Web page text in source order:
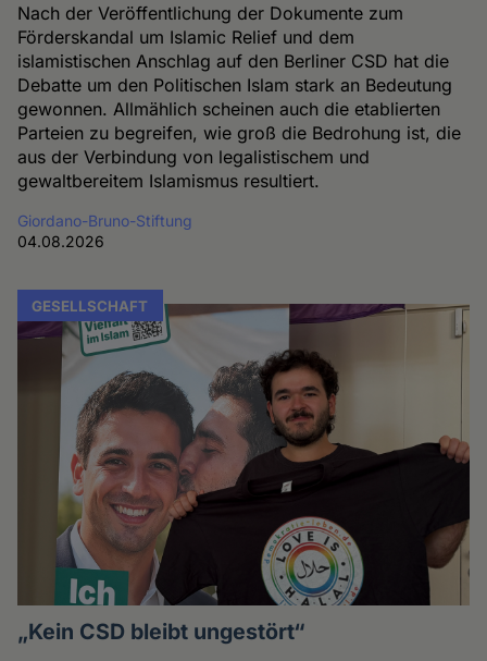
Nach der Veröffentlichung der Dokumente zum
Förderskandal um Islamic Relief und dem
islamistischen Anschlag auf den Berliner CSD hat die
Debatte um den Politischen Islam stark an Bedeutung
gewonnen. Allmählich scheinen auch die etablierten
Parteien zu begreifen, wie groß die Bedrohung ist, die
aus der Verbindung von legalistischem und
gewaltbereitem Islamismus resultiert.
Giordano-Bruno-Stiftung
04.08.2026
GESELLSCHAFT
„Kein CSD bleibt ungestört“